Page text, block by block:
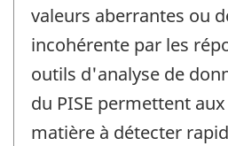
valeurs aberrantes ou
incohérente par les
outils d'analyse de
du PISE permettent
matière à détecter